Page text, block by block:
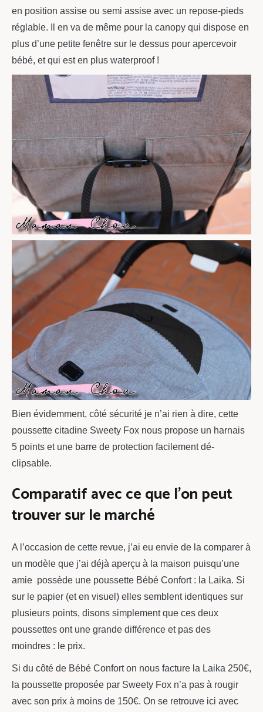
en position assise ou semi assise avec un repose-pieds
réglable. Il en va de même pour la canopy qui dispose en
plus d’une petite fenêtre sur le dessus pour apercevoir
bébé, et qui est en plus waterproof !
Bien évidemment, côté sécurité je n’ai rien à dire, cette
poussette citadine Sweety Fox nous propose un harnais
5 points et une barre de protection facilement dé-
clipsable.
Comparatif avec ce que l’on peut
trouver sur le marché
A l’occasion de cette revue, j’ai eu envie de la comparer à
un modèle que j’ai déjà aperçu à la maison puisqu’une
amie possède une poussette Bébé Confort : la Laika. Si
sur le papier (et en visuel) elles semblent identiques sur
plusieurs points, disons simplement que ces deux
poussettes ont une grande différence et pas des
moindres : le prix.
Si du côté de Bébé Confort on nous facture la Laika 250€,
la poussette proposée par Sweety Fox n’a pas à rougir
avec son prix à moins de 150€. On se retrouve ici avec